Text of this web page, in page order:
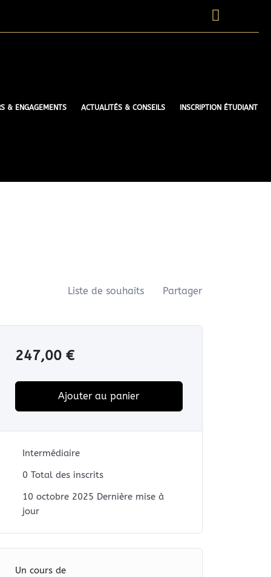
& ENGAGEMENTS ACTUALITÉS & CONSEILS INSCRIPTION ÉTUDIANT
Liste de souhaits Partager
247,00€
Ajouter au panier
Intermédiaire
0 Total des inscrits
10 octobre 2025 Dernière mise à
jour
Un cours de